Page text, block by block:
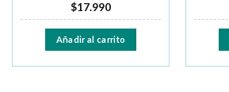
$17.990
Añadir al carrito